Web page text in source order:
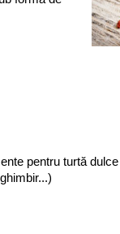
pentru turtă dulce